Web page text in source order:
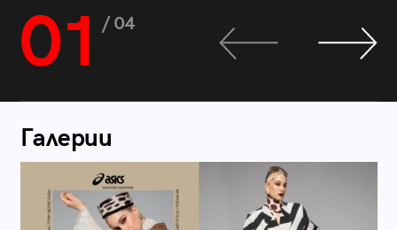
01 / 04
Галерии